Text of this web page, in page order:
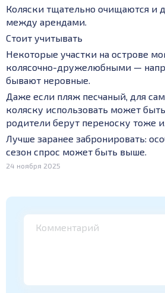
Коляс­ки тщательно очищаются и
между арендами.
Стоит учитывать
Некоторые участки на острове
колясочно-дружелюбными —
бывают неровные.
Даже если пляж песчаный, для
коляску использовать может
родители берут переноску тоже
Лучше заранее забронировать:
сезон спрос может быть выше.
24 ноября 2025